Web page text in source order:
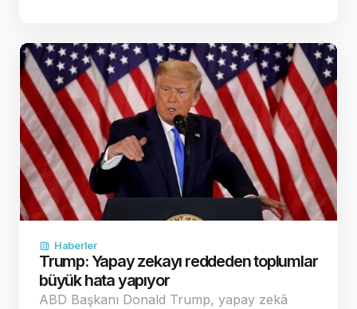
Haberler
Trump: Yapay zekayı reddeden toplumlar
büyük hata yapıyor
ABD Başkanı Donald Trump, yapay zekâ